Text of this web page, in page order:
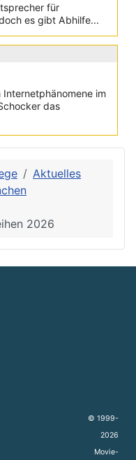
für
es gibt Abhilfe...
im
das
Aktuelles
2026
© 1999-
2026
Movie-